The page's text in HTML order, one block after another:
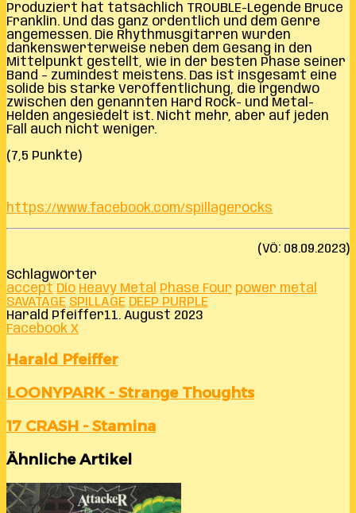
Produziert hat tatsächlich TROUBLE-Legende Bruce
Franklin. Und das ganz ordentlich und dem Genre
angemessen. Die Rhythmusgitarren wurden
dankenswerterweise neben dem Gesang in den
Mittelpunkt gestellt, wie in der besten Phase seiner
Band – zumindest meistens. Das ist insgesamt eine
solide bis starke Veröffentlichung, die irgendwo
zwischen den genannten Hard Rock- und Metal-
Helden angesiedelt ist. Nicht mehr, aber auf jeden
Fall auch nicht weniger.
(7,5 Punkte)
https://www.facebook.com/spillagerocks
(VÖ: 08.09.2023)
Schlagwörter
accept Dio Heavy Metal Phase Four power metal
SAVATAGE SPILLAGE ‪DEEP PURPLE‬
Harald Pfeiffer11. August 2023
Facebook X
E-
Mail
Harald Pfeiffer
LOONYPARK
-
Thoughts
LOONYPARK - Strange Thoughts
17
CRASH
-
Stamina
17 CRASH - Stamina
Ähnliche Artikel